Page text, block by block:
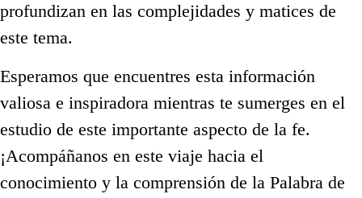
profundizan en las complejidades y matices de
este tema.
Esperamos que encuentres esta información
valiosa e inspiradora mientras te sumerges en el
estudio de este importante aspecto de la fe.
¡Acompáñanos en este viaje hacia el
conocimiento y la comprensión de la Palabra de